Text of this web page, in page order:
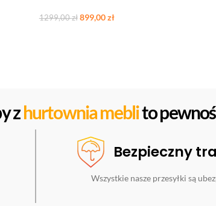
1299,00zł 899,00zł
zhurtownia meblito
Bezpieczny
Wszystkie nasze przesyłki są